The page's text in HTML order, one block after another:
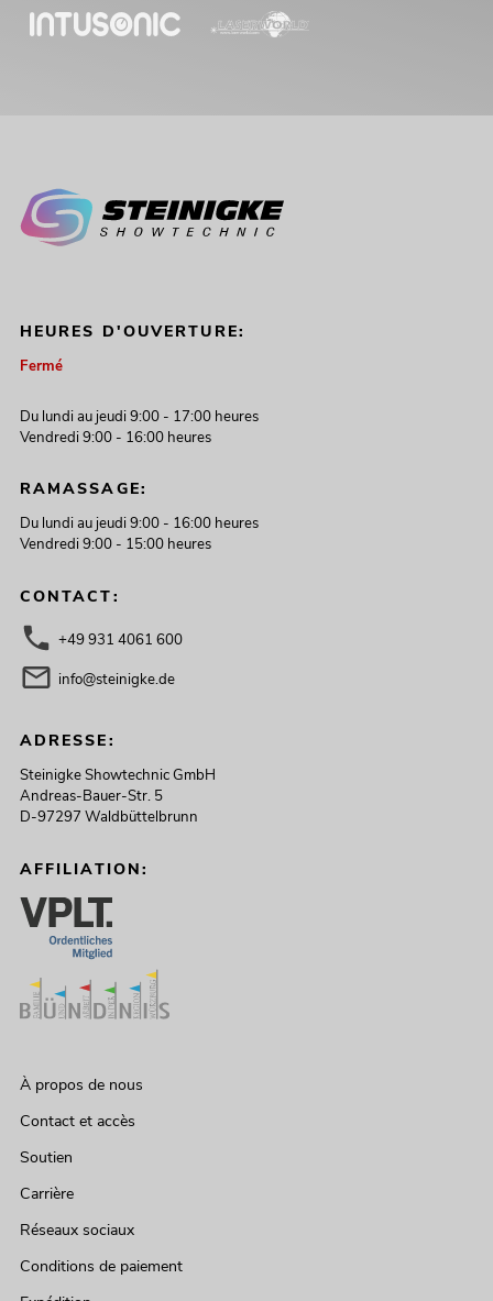
HEURES D'OUVERTURE:
Fermé
Du lundi au jeudi 9:00 - 17:00 heures
Vendredi 9:00 - 16:00 heures
RAMASSAGE:
Du lundi au jeudi 9:00 - 16:00 heures
Vendredi 9:00 - 15:00 heures
CONTACT:
+49 931 4061 600
info@steinigke.de
ADRESSE:
Steinigke Showtechnic GmbH
Andreas-Bauer-Str. 5
D-97297 Waldbüttelbrunn
AFFILIATION:
À propos de nous
Contact et accès
Soutien
Carrière
Réseaux sociaux
Conditions de paiement